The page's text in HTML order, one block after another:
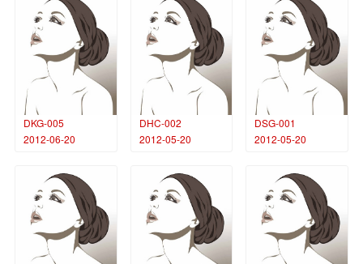
DKG-005
2012-06-20
DHC-002
2012-05-20
DSG-001
2012-05-20